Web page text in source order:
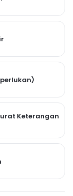
Keterangan